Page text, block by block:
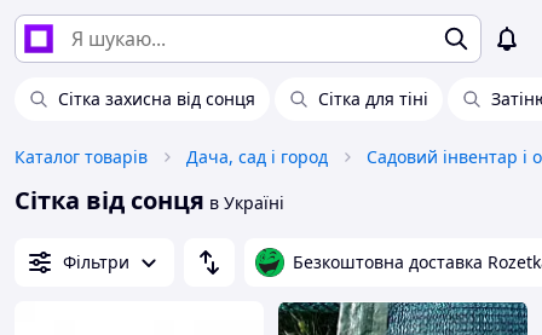
Сітка захисна від сонця Сітка для тіні
Каталог товарів Дача, сад і город Садовий інвентар і
Сітка від сонця в Україні
Фільтри Безкоштовна доставка